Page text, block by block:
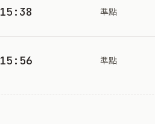
15:38 準點
15:56 準點